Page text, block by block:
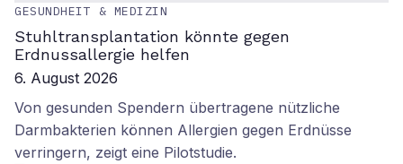
GESUNDHEIT & MEDIZIN
Stuhltransplantation könnte gegen
Erdnussallergie helfen
6. August 2026
Von gesunden Spendern übertragene nützliche
Darmbakterien können Allergien gegen Erdnüsse
verringern, zeigt eine Pilotstudie.